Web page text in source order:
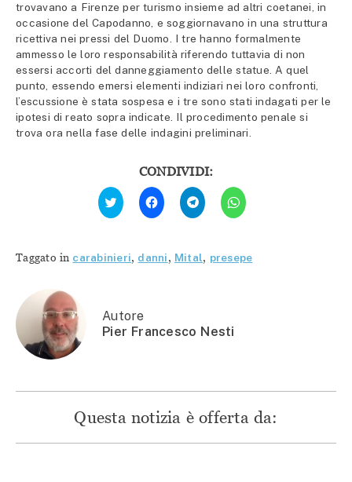
trovavano a Firenze per turismo insieme ad altri coetanei, in
occasione del Capodanno, e soggiornavano in una struttura
ricettiva nei pressi del Duomo. I tre hanno formalmente
ammesso le loro responsabilità riferendo tuttavia di non
essersi accorti del danneggiamento delle statue. A quel
punto, essendo emersi elementi indiziari nei loro confronti,
l’escussione è stata sospesa e i tre sono stati indagati per le
ipotesi di reato sopra indicate. Il procedimento penale si
trova ora nella fase delle indagini preliminari.
CONDIVIDI:
Fai
clic
qui
Twitter
(Si
finestra)
Fai
clic
per
condividere
(Si
apre
Fai
clic
per
condividere
(Si
apre
Fai
clic
per
(Si
apre
Taggato in carabinieri, danni, Mital, presepe
Autore
Pier Francesco Nesti
Questa notizia è offerta da: